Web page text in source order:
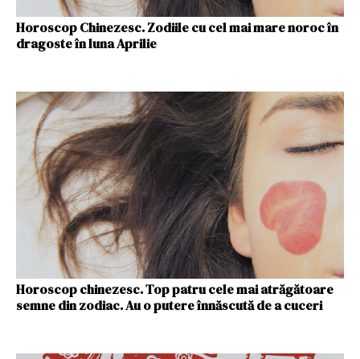
Horoscop Chinezesc. Zodiile cu cel mai mare noroc în
dragoste în luna Aprilie
Horoscop chinezesc. Top patru cele mai atrăgătoare
semne din zodiac. Au o putere înnăscută de a cuceri